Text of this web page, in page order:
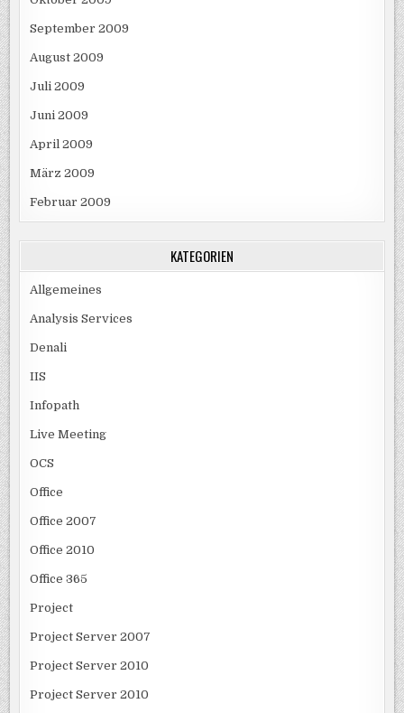
September 2009
August 2009
Juli 2009
Juni 2009
April 2009
März 2009
Februar 2009
KATEGORIEN
Allgemeines
Analysis Services
Denali
IIS
Infopath
Live Meeting
OCS
Office
Office 2007
Office 2010
Office 365
Project
Project Server 2007
Project Server 2010
Project Server 2010